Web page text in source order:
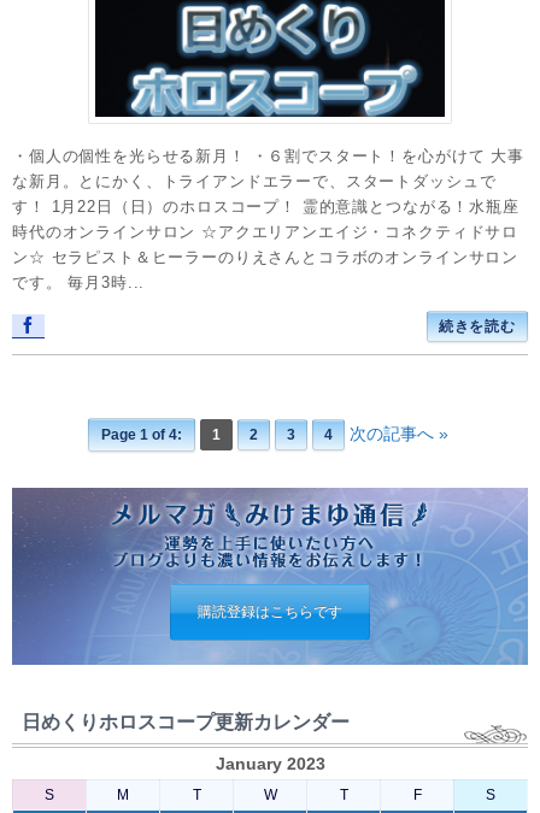
・個人の個性を光らせる新月！ ・６割でスタート！を心がけて 大事
な新月。とにかく、トライアンドエラーで、スタートダッシュで
す！ 1月22日（日）のホロスコープ！ 霊的意識とつながる！水瓶座
時代のオンラインサロン ☆アクエリアンエイジ・コネクティドサロ
ン☆ セラピスト＆ヒーラーのりえさんとコラボのオンラインサロン
です。 毎月3時...
続きを読む
Page 1 of 4: 1 2 3 4 次の記事へ »
購読登録はこちらです
日めくりホロスコープ更新カレンダー
January 2023
S M T W T F S